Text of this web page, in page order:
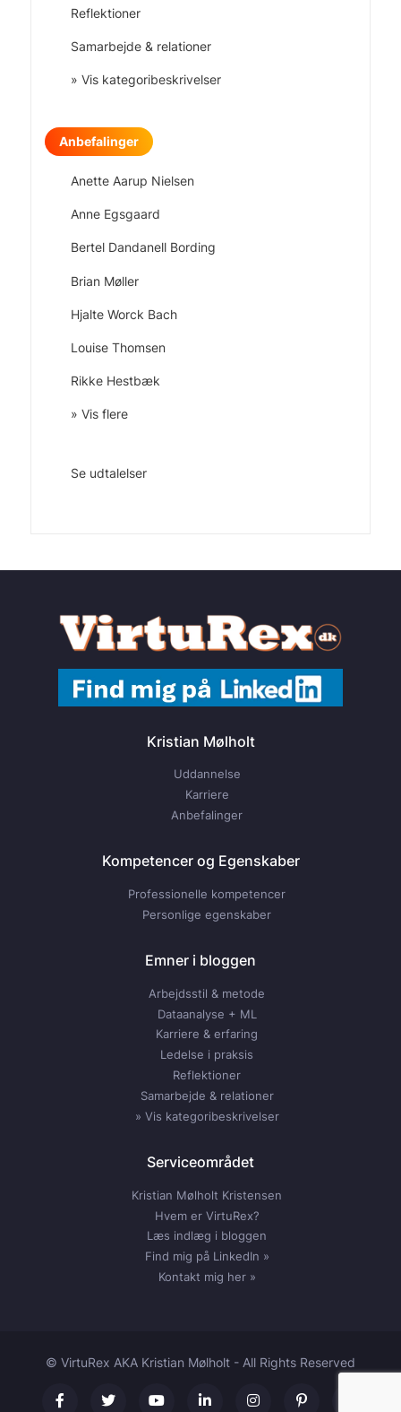
Reflektioner
Samarbejde & relationer
» Vis kategoribeskrivelser
Anbefalinger
Anette Aarup Nielsen
Anne Egsgaard
Bertel Dandanell Bording
Brian Møller
Hjalte Worck Bach
Louise Thomsen
Rikke Hestbæk
» Vis flere
Se udtalelser
Kristian Mølholt
Uddannelse
Karriere
Anbefalinger
Kompetencer og Egenskaber
Professionelle kompetencer
Personlige egenskaber
Emner i bloggen
Arbejdsstil & metode
Dataanalyse + ML
Karriere & erfaring
Ledelse i praksis
Reflektioner
Samarbejde & relationer
» Vis kategoribeskrivelser
Serviceområdet
Kristian Mølholt Kristensen
Hvem er VirtuRex?
Læs indlæg i bloggen
Find mig på LinkedIn »
Kontakt mig her »
© VirtuRex AKA Kristian Mølholt - All Rights Reserved